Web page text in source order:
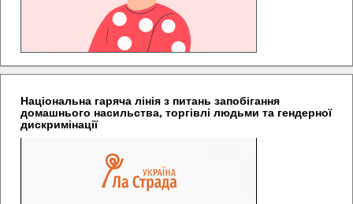
Національна гаряча лінія з питань запобігання
домашнього насильства, торгівлі людьми та гендерної
дискримінації